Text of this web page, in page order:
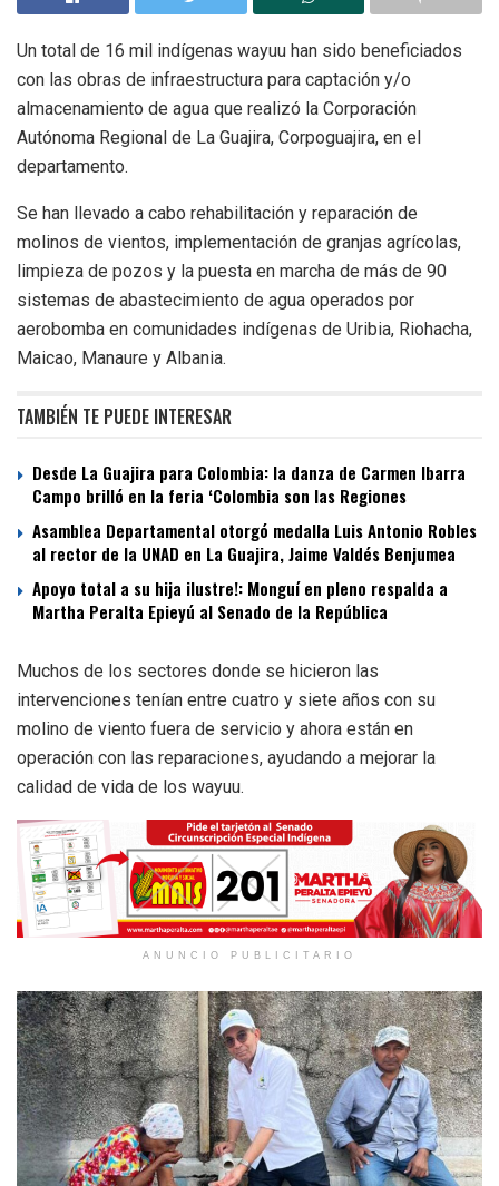
Un total de 16 mil indígenas wayuu han sido beneficiados
con las obras de infraestructura para captación y/o
almacenamiento de agua que realizó la Corporación
Autónoma Regional de La Guajira, Corpoguajira, en el
departamento.
Se han llevado a cabo rehabilitación y reparación de
molinos de vientos, implementación de granjas agrícolas,
limpieza de pozos y la puesta en marcha de más de 90
sistemas de abastecimiento de agua operados por
aerobomba en comunidades indígenas de Uribia, Riohacha,
Maicao, Manaure y Albania.
TAMBIÉN TE PUEDE INTERESAR
Desde La Guajira para Colombia: la danza de Carmen Ibarra
Campo brilló en la feria ‘Colombia son las Regiones
Asamblea Departamental otorgó medalla Luis Antonio Robles
al rector de la UNAD en La Guajira, Jaime Valdés Benjumea
Apoyo total a su hija ilustre!: Monguí en pleno respalda a
Martha Peralta Epieyú al Senado de la República
Muchos de los sectores donde se hicieron las
intervenciones tenían entre cuatro y siete años con su
molino de viento fuera de servicio y ahora están en
operación con las reparaciones, ayudando a mejorar la
calidad de vida de los wayuu.
ANUNCIO PUBLICITARIO